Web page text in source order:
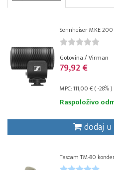
Sennheiser MKE
Gotovina / Virman
79,92 €
MPC: 111,00 € ( -28% )
Raspoloživo
dodaj
Tascam TM-80